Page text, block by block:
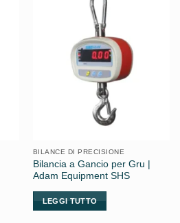
BILANCE DI PRECISIONE
Bilancia a Gancio per Gru |
Adam Equipment SHS
LEGGI TUTTO